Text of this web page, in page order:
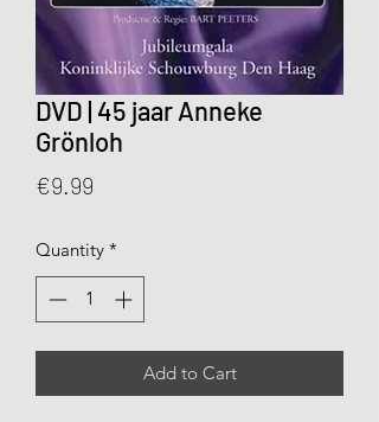
DVD | 45 jaar Anneke
Grönloh
€9.99
Quantity *
Add to Cart